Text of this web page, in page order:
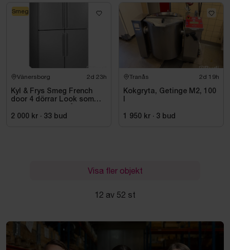
Vänersborg 2d 23h
Kyl & Frys Smeg French
door 4 dörrar Look som
Universiell FQ60XDE
2 000 kr · 33 bud
Smeg
Tranås 2d 19h
Kokgryta, Getinge M2, 100
1 950 kr · 3 bud
Visa fler objekt
12 av 52 st